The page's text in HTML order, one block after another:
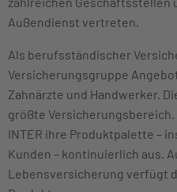
Außendienst vertreten.
Als berufsständischer
Versicherungsgruppe
Zahnärzte und Handwerker.
größte
INTER ihre Produktpalette –
Kunden – kontinuierlich aus.
Lebensversicherung verfügt